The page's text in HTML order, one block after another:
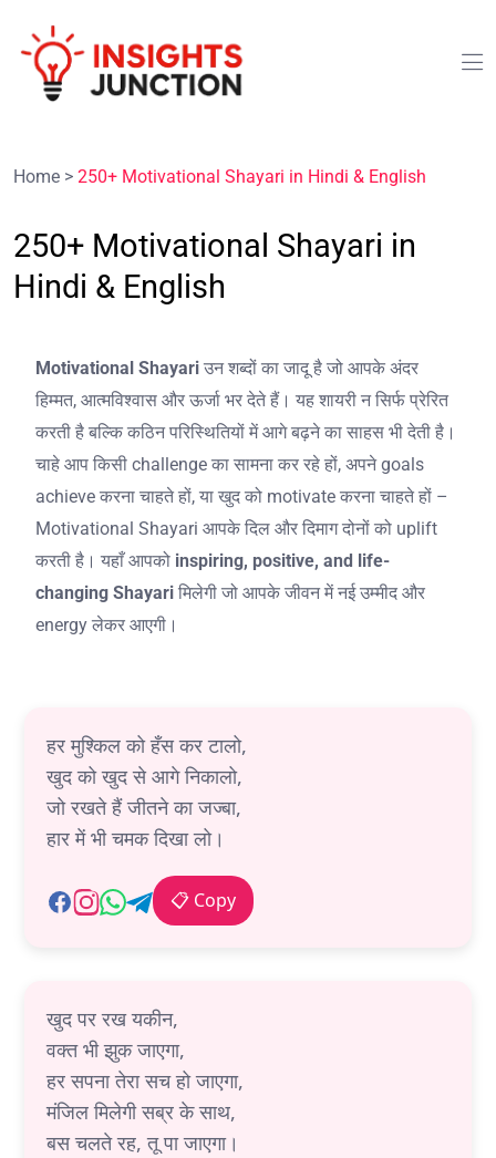
Home > 250+ Motivational Shayari in Hindi & English
250+ Motivational Shayari in
Hindi & English
Motivational Shayari उन शब्दों का जादू है जो आपके अंदर
हिम्मत, आत्मविश्वास और ऊर्जा भर देते हैं। यह शायरी न सिर्फ प्रेरित
करती है बल्कि कठिन परिस्थितियों में आगे बढ़ने का साहस भी देती है।
चाहे आप किसी challenge का सामना कर रहे हों, अपने goals
achieve करना चाहते हों, या खुद को motivate करना चाहते हों –
Motivational Shayari आपके दिल और दिमाग दोनों को uplift
करती है। यहाँ आपको inspiring, positive, and life-
changing Shayari मिलेगी जो आपके जीवन में नई उम्मीद और
energy लेकर आएगी।
हर मुश्किल को हँस कर टालो,
खुद को खुद से आगे निकालो,
जो रखते हैं जीतने का जज्बा,
हार में भी चमक दिखा लो।
📋 Copy
खुद पर रख यकीन,
वक्त भी झुक जाएगा,
हर सपना तेरा सच हो जाएगा,
मंजिल मिलेगी सब्र के साथ,
बस चलते रह, तू पा जाएगा।